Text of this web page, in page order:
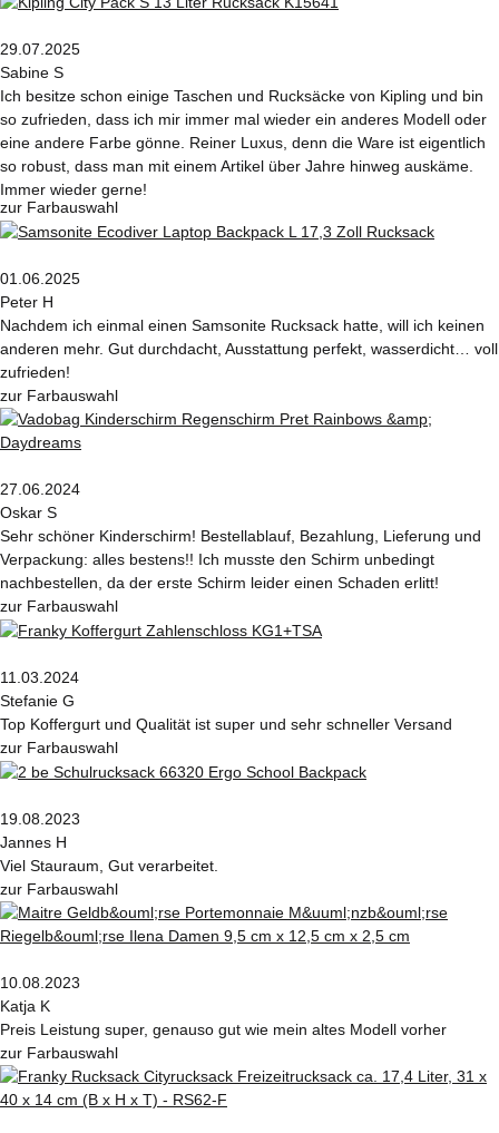
29.07.2025
Sabine S
Ich besitze schon einige Taschen und Rucksäcke von Kipling und bin
so zufrieden, dass ich mir immer mal wieder ein anderes Modell oder
eine andere Farbe gönne. Reiner Luxus, denn die Ware ist eigentlich
so robust, dass man mit einem Artikel über Jahre hinweg auskäme.
Immer wieder gerne!
zur Farbauswahl
01.06.2025
Peter H
Nachdem ich einmal einen Samsonite Rucksack hatte, will ich keinen
anderen mehr. Gut durchdacht, Ausstattung perfekt, wasserdicht… voll
zufrieden!
zur Farbauswahl
27.06.2024
Oskar S
Sehr schöner Kinderschirm! Bestellablauf, Bezahlung, Lieferung und
Verpackung: alles bestens!! Ich musste den Schirm unbedingt
nachbestellen, da der erste Schirm leider einen Schaden erlitt!
zur Farbauswahl
11.03.2024
Stefanie G
Top Koffergurt und Qualität ist super und sehr schneller Versand
zur Farbauswahl
19.08.2023
Jannes H
Viel Stauraum, Gut verarbeitet.
zur Farbauswahl
10.08.2023
Katja K
Preis Leistung super, genauso gut wie mein altes Modell vorher
zur Farbauswahl